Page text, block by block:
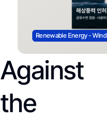
Renewable Energy - Wind
Against
the